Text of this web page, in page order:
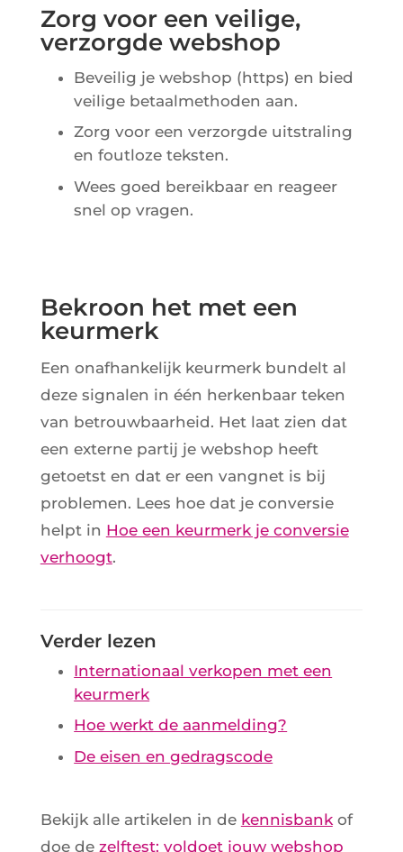
Zorg voor een veilige,
verzorgde webshop
Beveilig je webshop (https) en bied
veilige betaalmethoden aan.
Zorg voor een verzorgde uitstraling
en foutloze teksten.
Wees goed bereikbaar en reageer
snel op vragen.
Bekroon het met een
keurmerk
Een onafhankelijk keurmerk bundelt al
deze signalen in één herkenbaar teken
van betrouwbaarheid. Het laat zien dat
een externe partij je webshop heeft
getoetst en dat er een vangnet is bij
problemen. Lees hoe dat je conversie
helpt in Hoe een keurmerk je conversie
verhoogt.
Verder lezen
Internationaal verkopen met een
keurmerk
Hoe werkt de aanmelding?
De eisen en gedragscode
Bekijk alle artikelen in de kennisbankof
doe de zelftest: voldoet jouw webshop